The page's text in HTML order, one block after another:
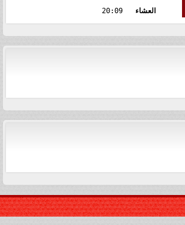
العشاء
20:09